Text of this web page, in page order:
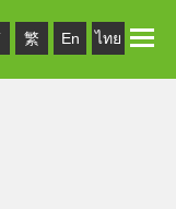
繁 En ไทย Toggle